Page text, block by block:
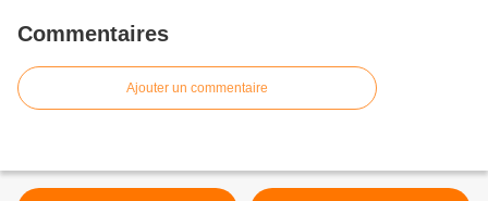
Commentaires
Ajouter un commentaire